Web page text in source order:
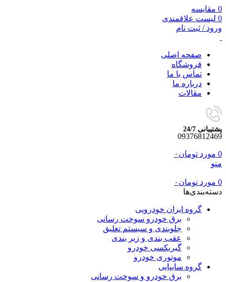
0 مقایسه
0 لیست علاقمندی
ورود / ثبت نام
صفحه اصلی
فروشگاه
تماس با ما
درباره ما
مقالات
پشتیبانی 24/7
09376812469
0 مورد تومان ۰
منو
0 مورد تومان ۰
دسته‌بندی‌ها
گروه ایران خودرویی
برق خودرو سوخت رسانی
جلوبندی و سیستم تعلیق
عقب بندی و زیر بندی
گیربکسی خودرو
موتوری خودرو
گروه سایپایی
برق خودرو و سوخت رسانی